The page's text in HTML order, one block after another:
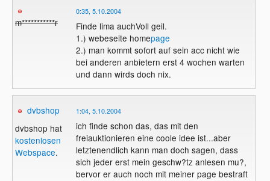
m***********r
0:35, 5.10.2004
Finde lima auchVoll geil.
1.) webeseite homepage
2.) man kommt sofort auf sein acc nicht wie
bei anderen anbietern erst 4 wochen warten
und dann wirds doch nix.
dvbshop
dvbshop hat
kostenlosen
Webspace.
1:04, 5.10.2004
ich finde schon das, das mit den
freiauktionieren eine coole idee ist...aber
letztenendlich kann man doch sagen, dass
sich jeder erst mein geschw?tz anlesen mu?,
bervor er auch noch mit meiner page bestraft